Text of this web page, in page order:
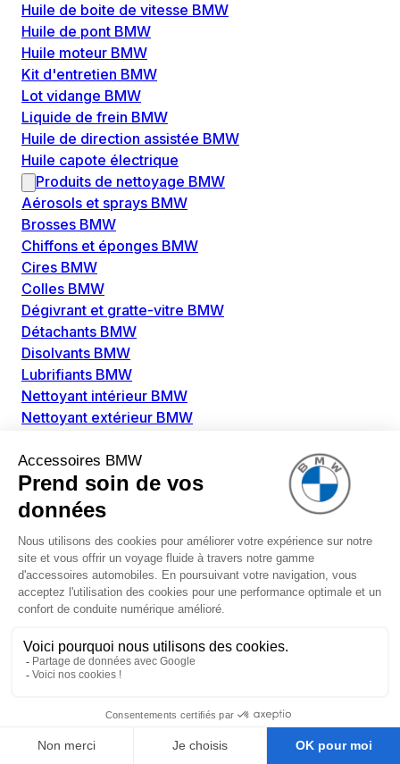
Huile de boite de vitesse BMW
Huile de pont BMW
Huile moteur BMW
Kit d'entretien BMW
Lot vidange BMW
Liquide de frein BMW
Huile de direction assistée BMW
Huile capote électrique
Produits de nettoyage BMW
Aérosols et sprays BMW
Brosses BMW
Chiffons et éponges BMW
Cires BMW
Colles BMW
Dégivrant et gratte-vitre BMW
Détachants BMW
Disolvants BMW
Lubrifiants BMW
Nettoyant intérieur BMW
Nettoyant extérieur BMW
Alimentation Carburant BMW
Boitier papillon BMW
Faisceau de câble pour réservoir avec pompe
Injecteur BMW
Pompe à carburant BMW
Pompe diesel BMW
Allumage / Préchauffage BMW
Boitier de préchauffage BMW
Bougie de préchauffage BMW
Amortisseurs BMW
Amortisseur de vibrations BMW